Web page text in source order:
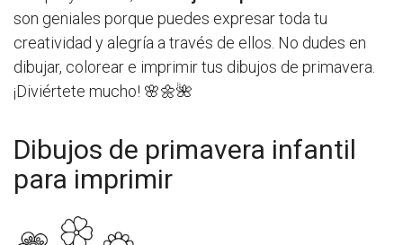
son geniales porque puedes expresar toda tu
creatividad y alegría a través de ellos. No dudes en
dibujar, colorear e imprimir tus dibujos de primavera.
¡Diviértete mucho! 🌸🌼🌺
Dibujos de primavera infantil
para imprimir